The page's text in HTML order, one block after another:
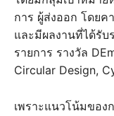
การ ผู้ส่งออก โดยค
และมีผลงานที่ได้รับ
รายการ รางวัล
Circular Design,
เพราะแนวโน้มขอ